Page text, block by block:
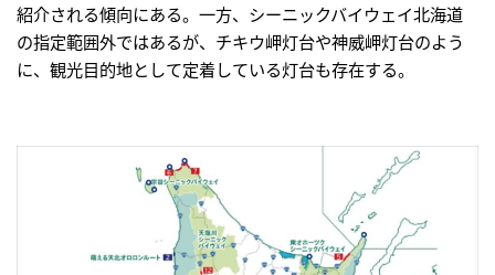
紹介される傾向にある。一方、シーニックバイウェイ北海道
の指定範囲外ではあるが、チキウ岬灯台や神威岬灯台のよう
に、観光目的地として定着している灯台も存在する。